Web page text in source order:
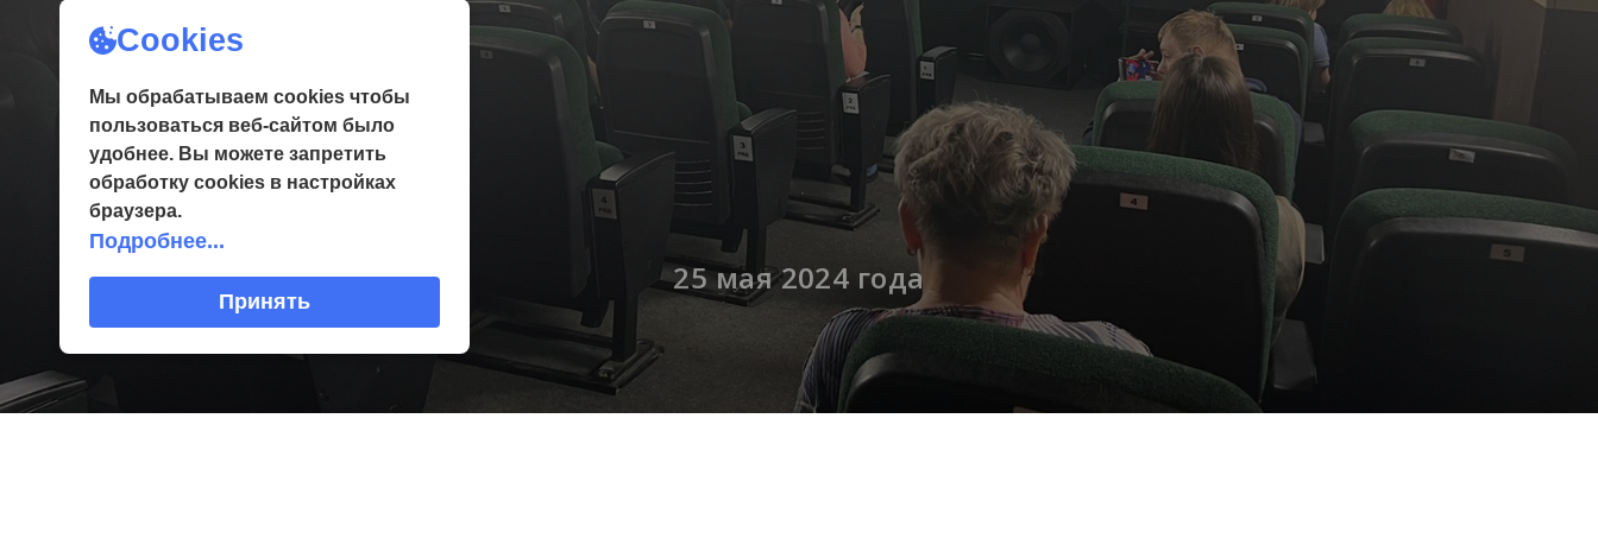
25 мая 2024 года
Cookies
Мы обрабатываем cookies чтобы
пользоваться веб-сайтом было
удобнее. Вы можете запретить
обработку сookies в настройках
браузера.
Подробнее...
Принять